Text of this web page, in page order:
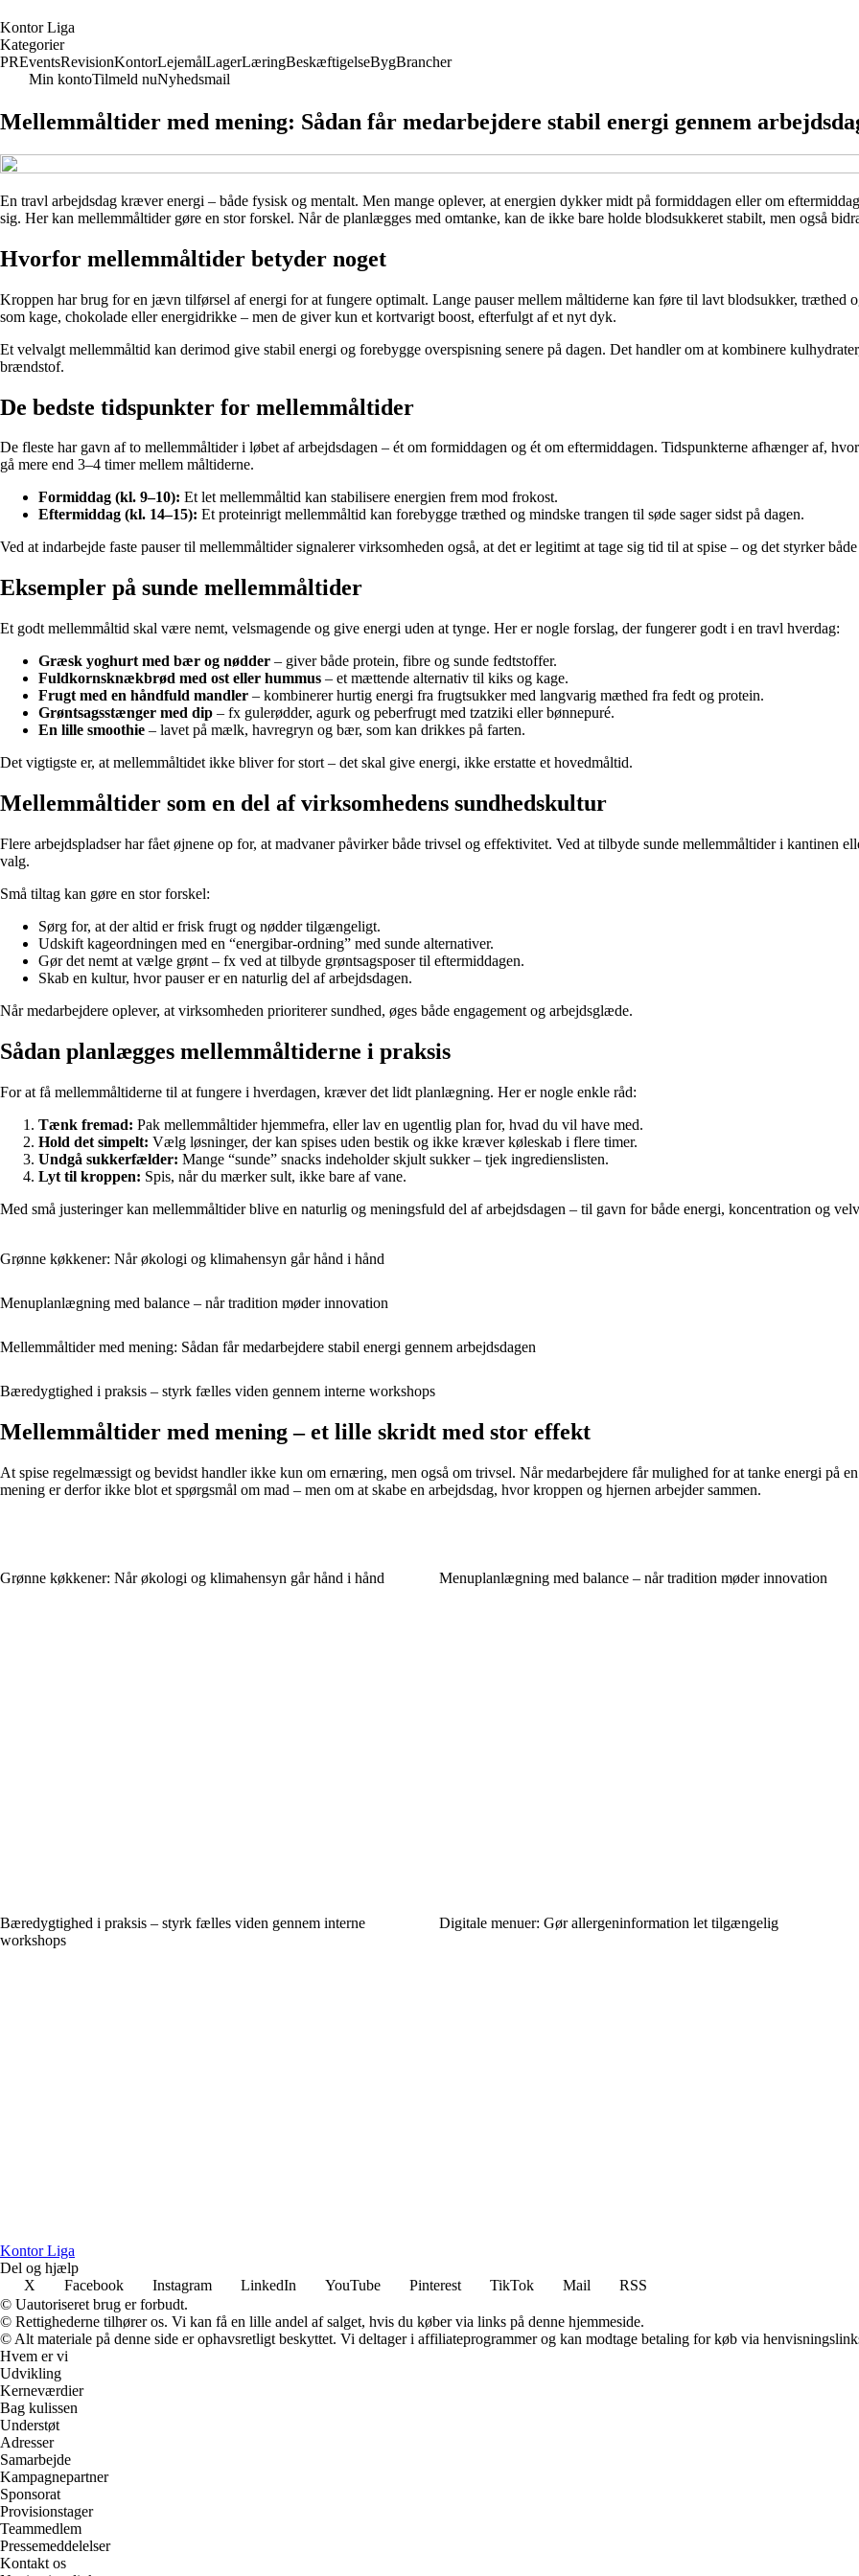
KontorLiga
Kategorier
PREventsRevisionKontorLejemålLagerLæringBeskæftigelseBygBrancher
Min kontoTilmeld nuNyhedsmail
Mellemmåltider med mening: Sådan får medarbejdere stabil energi gennem
En travl arbejdsdag kræver energi – både fysisk og mentalt. Men mange oplever, at energien dykker midt på formiddagen eller om
sig. Her kan mellemmåltider gøre en stor forskel. Når de planlægges med omtanke, kan de ikke bare holde blodsukkeret stabilt, men også
Hvorfor mellemmåltider betyder noget
Kroppen har brug for en jævn tilførsel af energi for at fungere optimalt. Lange pauser mellem måltiderne kan føre til lavt blodsukker, træthed
som kage, chokolade eller energidrikke – men de giver kun et kortvarigt boost, efterfulgt af et nyt dyk.
Et velvalgt mellemmåltid kan derimod give stabil energi og forebygge overspisning senere på dagen. Det handler om at kombinere
brændstof.
De bedste tidspunkter for mellemmåltider
De fleste har gavn af to mellemmåltider i løbet af arbejdsdagen – ét om formiddagen og ét om eftermiddagen. Tidspunkterne afhænger af,
gå mere end 3–4 timer mellem måltiderne.
Formiddag (kl. 9–10): Et let mellemmåltid kan stabilisere energien frem mod frokost.
Eftermiddag (kl. 14–15): Et proteinrigt mellemmåltid kan forebygge træthed og mindske trangen til søde sager sidst på dagen.
Ved at indarbejde faste pauser til mellemmåltider signalerer virksomheden også, at det er legitimt at tage sig tid til at spise – og det styrker
Eksempler på sunde mellemmåltider
Et godt mellemmåltid skal være nemt, velsmagende og give energi uden at tynge. Her er nogle forslag, der fungerer godt i en travl hverdag:
Græsk yoghurt med bær og nødder – giver både protein, fibre og sunde fedtstoffer.
Fuldkornsknækbrød med ost eller hummus – et mættende alternativ til kiks og kage.
Frugt med en håndfuld mandler – kombinerer hurtig energi fra frugtsukker med langvarig mæthed fra fedt og protein.
Grøntsagsstænger med dip – fx gulerødder, agurk og peberfrugt med tzatziki eller bønnepuré.
En lille smoothie – lavet på mælk, havregryn og bær, som kan drikkes på farten.
Det vigtigste er, at mellemmåltidet ikke bliver for stort – det skal give energi, ikke erstatte et hovedmåltid.
Mellemmåltider som en del af virksomhedens sundhedskultur
Flere arbejdspladser har fået øjnene op for, at madvaner påvirker både trivsel og effektivitet. Ved at tilbyde sunde mellemmåltider i kantinen
valg.
Små tiltag kan gøre en stor forskel:
Sørg for, at der altid er frisk frugt og nødder tilgængeligt.
Udskift kageordningen med en “energibar-ordning” med sunde alternativer.
Gør det nemt at vælge grønt – fx ved at tilbyde grøntsagsposer til eftermiddagen.
Skab en kultur, hvor pauser er en naturlig del af arbejdsdagen.
Når medarbejdere oplever, at virksomheden prioriterer sundhed, øges både engagement og arbejdsglæde.
Sådan planlægges mellemmåltiderne i praksis
For at få mellemmåltiderne til at fungere i hverdagen, kræver det lidt planlægning. Her er nogle enkle råd:
Tænk fremad: Pak mellemmåltider hjemmefra, eller lav en ugentlig plan for, hvad du vil have med.
Hold det simpelt: Vælg løsninger, der kan spises uden bestik og ikke kræver køleskab i flere timer.
Undgå sukkerfælder: Mange “sunde” snacks indeholder skjult sukker – tjek ingredienslisten.
Lyt til kroppen: Spis, når du mærker sult, ikke bare af vane.
Med små justeringer kan mellemmåltider blive en naturlig og meningsfuld del af arbejdsdagen – til gavn for både energi, koncentration og
Grønne køkkener: Når økologi og klimahensyn går hånd i hånd
Menuplanlægning med balance – når tradition møder innovation
Mellemmåltider med mening: Sådan får medarbejdere stabil energi gennem arbejdsdagen
Bæredygtighed i praksis – styrk fælles viden gennem interne workshops
Mellemmåltider med mening – et lille skridt med stor effekt
At spise regelmæssigt og bevidst handler ikke kun om ernæring, men også om trivsel. Når medarbejdere får mulighed for at tanke energi på
mening er derfor ikke blot et spørgsmål om mad – men om at skabe en arbejdsdag, hvor kroppen og hjernen arbejder sammen.
Grønne køkkener: Når økologi og klimahensyn går hånd i hånd Menuplanlægning med balance – når tradition møder innovation
Bæredygtighed i praksis – styrk fælles viden gennem interne
workshops
Digitale menuer: Gør allergeninformation let tilgængelig
KontorLiga
Del og hjælp
X
Facebook Instagram LinkedIn YouTube Pinterest TikTok Mail
RSS
© Uautoriseret brug er forbudt.
© Rettighederne tilhører os. Vi kan få en lille andel af salget, hvis du køber via links på denne hjemmeside.
© Alt materiale på denne side er ophavsretligt beskyttet. Vi deltager i affiliateprogrammer og kan modtage betaling for køb via
Hvem er vi
Udvikling
Kerneværdier
Bag kulissen
Understøt
Adresser
Samarbejde
Kampagnepartner
Sponsorat
Provisionstager
Teammedlem
Pressemeddelelser
Kontakt os